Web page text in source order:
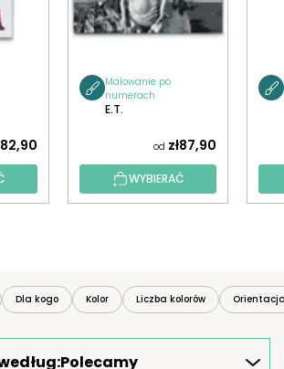
Malowanie po
numerach
E.T.
od zł87,90
WYBIERAĆ
Dla kogo Kolor Liczba kolorów
Polecamy